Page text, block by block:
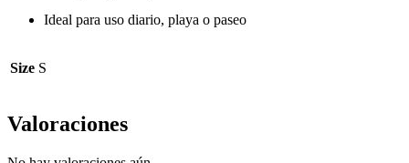
Ideal para uso diario, playa o paseo
Size S
Valoraciones